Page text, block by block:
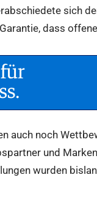
sich
dass
auch noch
und
wurden